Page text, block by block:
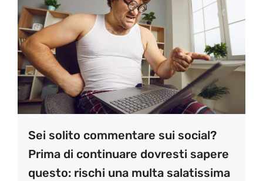
Sei solito commentare sui social?
Prima di continuare dovresti sapere
questo: rischi una multa salatissima